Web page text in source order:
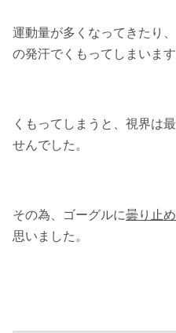
運動量が多くなってきたり
の発汗でくもってしまいます
くもってしまうと、視界は
せんでした。
その為、ゴーグルに曇り止
思いました。